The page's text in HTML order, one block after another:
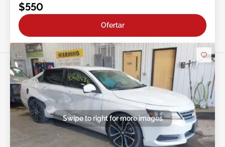
$550
Ofertar
Swipe to right for more images